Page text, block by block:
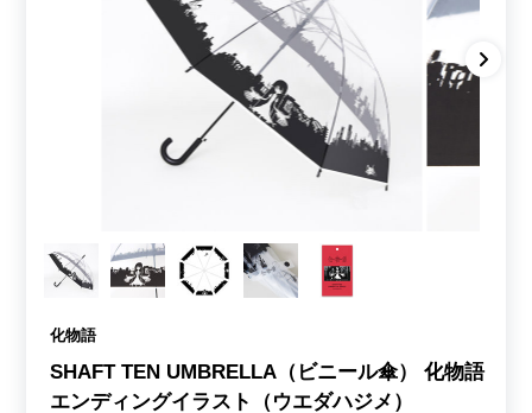
化物語
SHAFT TEN UMBRELLA（ビニール傘） 化物語
エンディングイラスト（ウエダハジメ）